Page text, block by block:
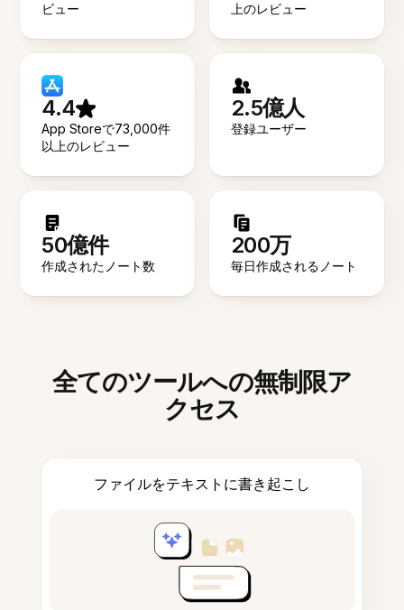
ビュー
上のレビュー
4.4
App Storeで73,000件
以上のレビュー
2.5億人
登録ユーザー
50億件
作成されたノート数
200万
毎日作成されるノート
全てのツールへの無制限ア
クセス
ファイルをテキストに書き起こし